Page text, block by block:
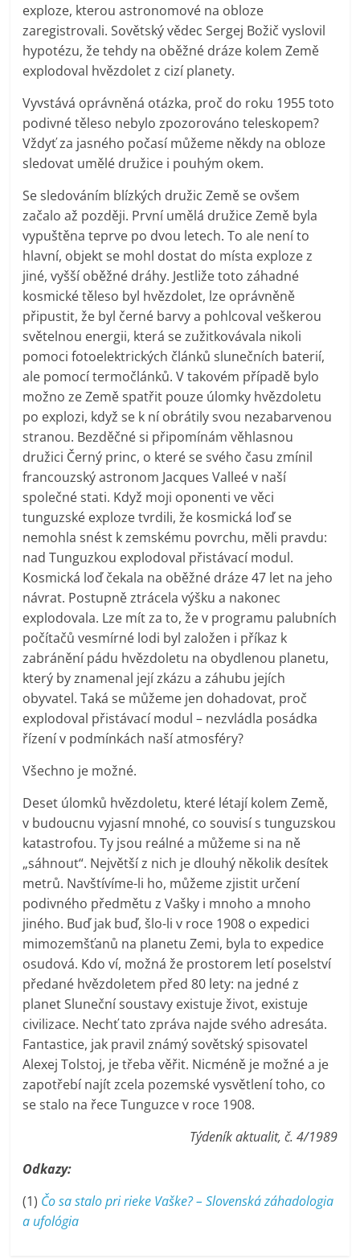
exploze, kterou astronomové na obloze
zaregistrovali. Sovětský vědec Sergej Božič vyslovil
hypotézu, že tehdy na oběžné dráze kolem Země
explodoval hvězdolet z cizí planety.
Vyvstává oprávněná otázka, proč do roku 1955 toto
podivné těleso nebylo zpozorováno teleskopem?
Vždyť za jasného počasí můžeme někdy na obloze
sledovat umělé družice i pouhým okem.
Se sledováním blízkých družic Země se ovšem
začalo až později. První umělá družice Země byla
vypuštěna teprve po dvou letech. To ale není to
hlavní, objekt se mohl dostat do místa exploze z
jiné, vyšší oběžné dráhy. Jestliže toto záhadné
kosmické těleso byl hvězdolet, lze oprávněně
připustit, že byl černé barvy a pohlcoval veškerou
světelnou energii, která se zužitkovávala nikoli
pomoci fotoelektrických článků slunečních baterií,
ale pomocí termočlánků. V takovém případě bylo
možno ze Země spatřit pouze úlomky hvězdoletu
po explozi, když se k ní obrátily svou nezabarvenou
stranou. Bezděčné si připomínám věhlasnou
družici Černý princ, o které se svého času zmínil
francouzský astronom Jacques Valleé v naší
společné stati. Když moji oponenti ve věci
tunguzské exploze tvrdili, že kosmická loď se
nemohla snést k zemskému povrchu, měli pravdu:
nad Tunguzkou explodoval přistávací modul.
Kosmická loď čekala na oběžné dráze 47 let na jeho
návrat. Postupně ztrácela výšku a nakonec
explodovala. Lze mít za to, že v programu palubních
počítačů vesmírné lodi byl založen i příkaz k
zabránění pádu hvězdoletu na obydlenou planetu,
který by znamenal její zkázu a záhubu jejích
obyvatel. Taká se můžeme jen dohadovat, proč
explodoval přistávací modul – nezvládla posádka
řízení v podmínkách naší atmosféry?
Všechno je možné.
Deset úlomků hvězdoletu, které létají kolem Země,
v budoucnu vyjasní mnohé, co souvisí s tunguzskou
katastrofou. Ty jsou reálné a můžeme si na ně
„sáhnout“. Největší z nich je dlouhý několik desítek
metrů. Navštívíme-li ho, můžeme zjistit určení
podivného předmětu z Vašky i mnoho a mnoho
jiného. Buď jak buď, šlo-li v roce 1908 o expedici
mimozemšťanů na planetu Zemi, byla to expedice
osudová. Kdo ví, možná že prostorem letí poselství
předané hvězdoletem před 80 lety: na jedné z
planet Sluneční soustavy existuje život, existuje
civilizace. Nechť tato zpráva najde svého adresáta.
Fantastice, jak pravil známý sovětský spisovatel
Alexej Tolstoj, je třeba věřit. Nicméně je možné a je
zapotřebí najít zcela pozemské vysvětlení toho, co
se stalo na řece Tunguzce v roce 1908.
Týdeník aktualit, č. 4/1989
Odkazy:
(1) Čo sa stalo pri rieke Vaške? – Slovenská záhadologia
a ufológia